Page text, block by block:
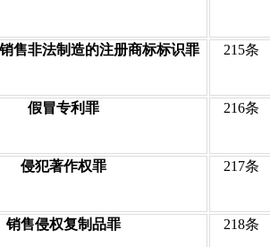
售非法制造的注册商标标识罪 215条
假冒专利罪 216条
侵犯著作权罪 217条
销售侵权复制品罪 218条